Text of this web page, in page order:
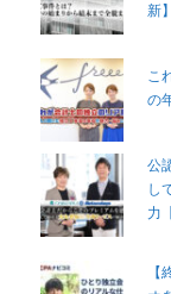
新】
こ
の
公
し
力